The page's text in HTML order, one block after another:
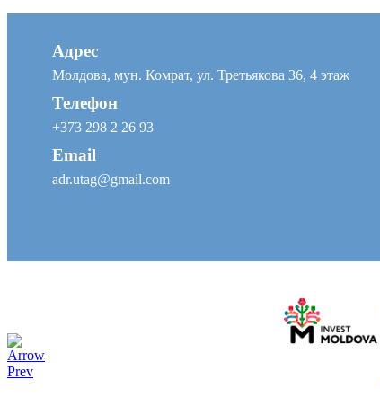
Адрес
Молдова, мун. Комрат, ул. Третьякова 36, 4 этаж
Телефон
+373 298 2 26 93
Email
adr.utag@gmail.com